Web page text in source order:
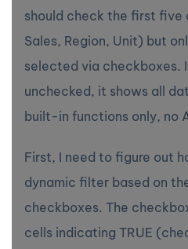
should check the first five
Sales, Region, Unit) but
selected via checkboxes.
unchecked, it shows all
built-in functions only, no
First, I need to figure out
dynamic filter based on
checkboxes. The
cells indicating TRUE